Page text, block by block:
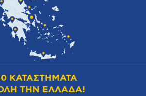
ΚΑΤΑΣΤΗΜΑΤΑ
ΤΗΝ ΕΛΛΑΔΑ!